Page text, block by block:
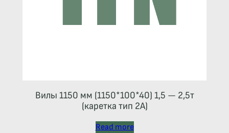
Вилы 1150 мм (1150*100*40) 1,5 — 2,5т
(каретка тип 2A)
Read more